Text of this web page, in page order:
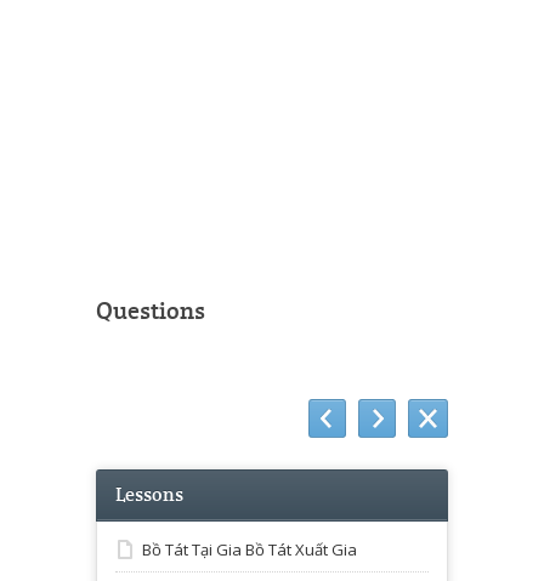
Questions
Lessons
Bồ Tát Tại Gia Bồ Tát Xuất Gia